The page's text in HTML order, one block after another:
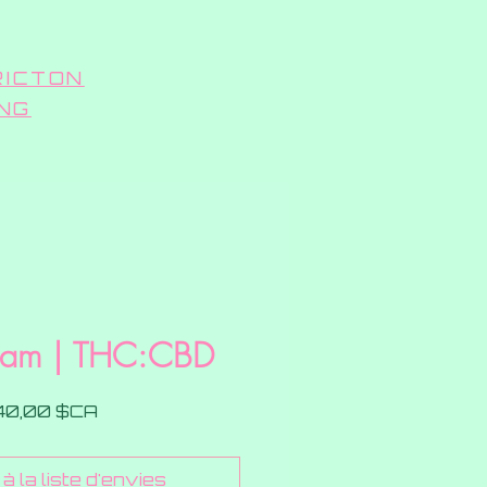
| THC:CBD
$CAPrix
la liste d'envies